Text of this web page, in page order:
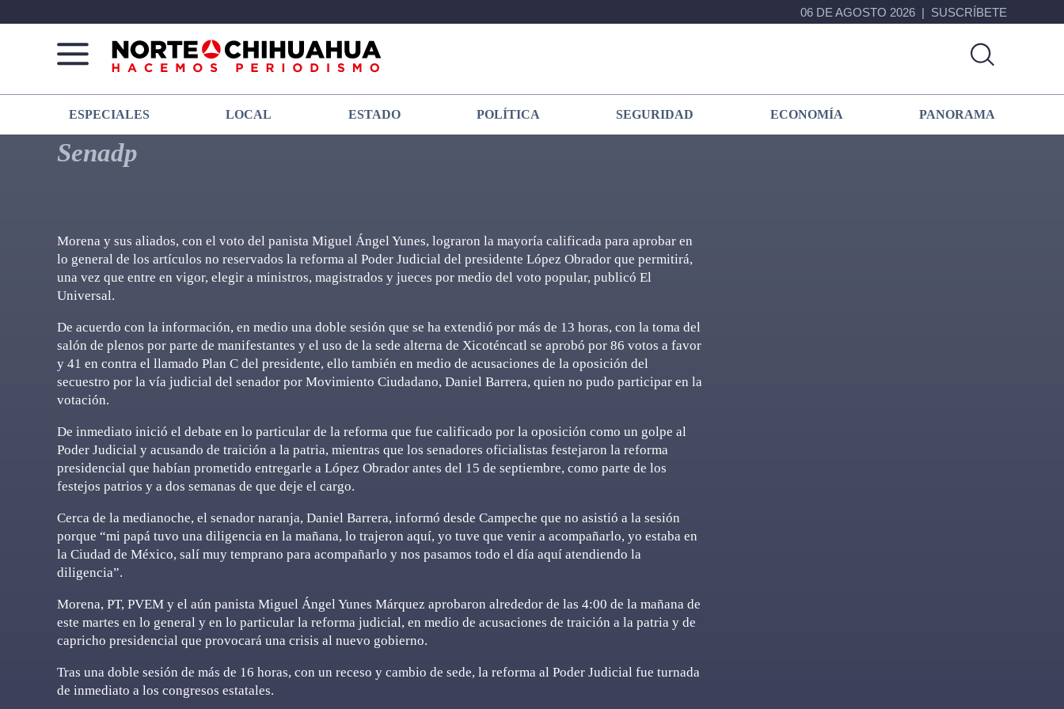
06 DE AGOSTO 2026 SUSCRÍBETE
Norte
De
Chihuahua
Más
que
noticias,
hacemos periodismo
ESPECIALES LOCAL ESTADO POLÍTICA SEGURIDAD ECONOMÍA PANORAMA
Senadp
Morena y sus aliados, con el voto del panista Miguel Ángel Yunes, lograron la mayoría calificada para aprobar en
lo general de los artículos no reservados la reforma al Poder Judicial del presidente López Obrador que permitirá,
una vez que entre en vigor, elegir a ministros, magistrados y jueces por medio del voto popular, publicó El
Universal.
De acuerdo con la información, en medio una doble sesión que se ha extendió por más de 13 horas, con la toma del
salón de plenos por parte de manifestantes y el uso de la sede alterna de Xicoténcatl se aprobó por 86 votos a favor
y 41 en contra el llamado Plan C del presidente, ello también en medio de acusaciones de la oposición del
secuestro por la vía judicial del senador por Movimiento Ciudadano, Daniel Barrera, quien no pudo participar en la
votación.
De inmediato inició el debate en lo particular de la reforma que fue calificado por la oposición como un golpe al
Poder Judicial y acusando de traición a la patria, mientras que los senadores oficialistas festejaron la reforma
presidencial que habían prometido entregarle a López Obrador antes del 15 de septiembre, como parte de los
festejos patrios y a dos semanas de que deje el cargo.
Cerca de la medianoche, el senador naranja, Daniel Barrera, informó desde Campeche que no asistió a la sesión
porque “mi papá tuvo una diligencia en la mañana, lo trajeron aquí, yo tuve que venir a acompañarlo, yo estaba en
la Ciudad de México, salí muy temprano para acompañarlo y nos pasamos todo el día aquí atendiendo la
diligencia”.
Morena, PT, PVEM y el aún panista Miguel Ángel Yunes Márquez aprobaron alrededor de las 4:00 de la mañana de
este martes en lo general y en lo particular la reforma judicial, en medio de acusaciones de traición a la patria y de
capricho presidencial que provocará una crisis al nuevo gobierno.
Tras una doble sesión de más de 16 horas, con un receso y cambio de sede, la reforma al Poder Judicial fue turnada
de inmediato a los congresos estatales.